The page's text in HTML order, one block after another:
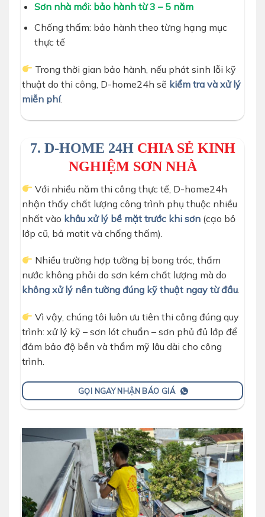
Sơn nhà mới: bảo hành từ 3 – 5 năm
Chống thấm: bảo hành theo từng hạng mục
thực tế
Trong thời gian bảo hành, nếu phát sinh lỗi kỹ
thuật do thi công, D-home24h sẽ kiểm tra và xử lý
miễn phí.
7. D-HOME 24H CHIA SẺ KINH
NGHIỆM SƠN NHÀ
Với nhiều năm thi công thực tế, D-home24h
nhận thấy chất lượng công trình phụ thuộc nhiều
nhất vào khâu xử lý bề mặt trước khi sơn (cạo bỏ
lớp cũ, bả matit và chống thấm).
Nhiều trường hợp tường bị bong tróc, thấm
nước không phải do sơn kém chất lượng mà do
không xử lý nền tường đúng kỹ thuật ngay từ đầu.
Vì vậy, chúng tôi luôn ưu tiên thi công đúng quy
trình: xử lý kỹ – sơn lót chuẩn – sơn phủ đủ lớp để
đảm bảo độ bền và thẩm mỹ lâu dài cho công
trình.
GỌI NGAY NHẬN BÁO GIÁ